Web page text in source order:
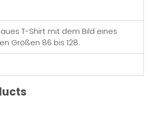
T-Shirt mit dem Bild eines
Größen 86 bis 128.